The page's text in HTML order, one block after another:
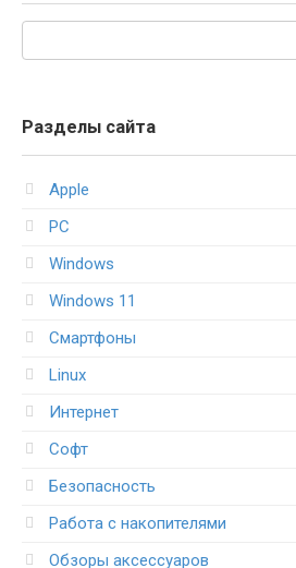
Разделы сайта
Apple
PC
Windows
Windows 11
Смартфоны
Linux
Интернет
Софт
Безопасность
Работа с накопителями
Обзоры аксессуаров